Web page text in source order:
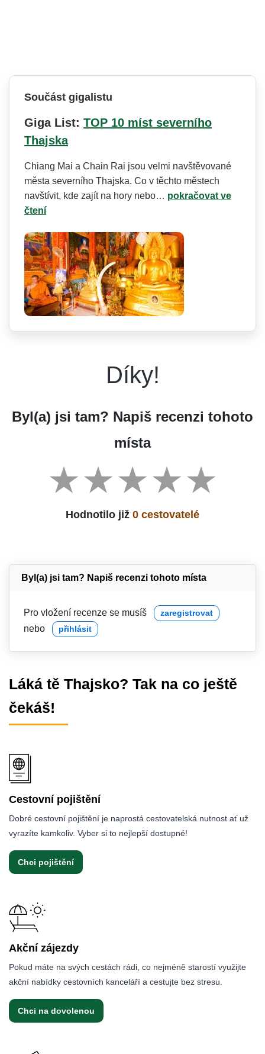
Součást gigalistu
Giga List: TOP 10 míst severního
Thajska
Chiang Mai a Chain Rai jsou velmi navštěvované
města severního Thajska. Co v těchto městech
navštívit, kde zajít na hory nebo… pokračovat ve
čtení
Díky!
Byl(a) jsi tam? Napiš recenzi tohoto
místa
Hodnotilo již 0 cestovatelé
Byl(a) jsi tam? Napiš recenzi tohoto místa
Pro vložení recenze se musíš zaregistrovat
nebo přihlásit
Láká tě Thajsko? Tak na co ještě
čekáš!
Cestovní pojištění
Dobré cestovní pojištění je naprostá cestovatelská nutnost ať už
vyrazíte kamkoliv. Vyber si to nejlepší dostupné!
Chci pojištění
Akční zájezdy
Pokud máte na svých cestách rádi, co nejméně starostí využijte
akční nabídky cestovních kanceláří a cestujte bez stresu.
Chci na dovolenou